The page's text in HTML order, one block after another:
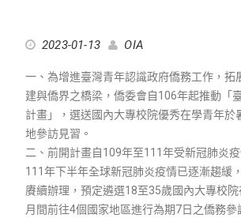
2023-01-13 OIA
一、為增進臺灣青年認識政府僑務工作，拓
建與僑界之橋梁，僑委會自106年起推動「
計畫」，選送國內大專校院優秀在學青年於
地參訪見習。
二、前開計畫自109年至111年受新冠肺炎
111年下半年全球新冠肺炎疫情已逐漸趨緩
賡續辦理，預定遴選18至35歲國內大專校
月間前往4個國家地區進行為期7日之僑務